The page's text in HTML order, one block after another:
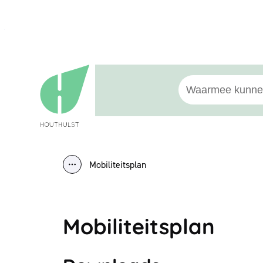
Houthulst
Waarmee kunnen
Toon alle broodkruimel items
Mobiliteitsplan
Mobiliteitsplan